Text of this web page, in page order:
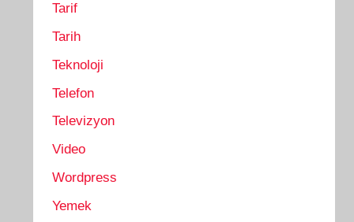
Tarif
Tarih
Teknoloji
Telefon
Televizyon
Video
Wordpress
Yemek